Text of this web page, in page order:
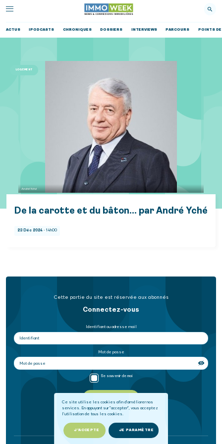
ACTUS IPODCASTS CHRONIQUES DOSSIERS INTERVIEWS PARCOURS POINTS DE
Ce site utilise les cookies afin d'améliorer nos
services. En appuyant sur "accepter", vous acceptez
l'utilisation de tous les cookies.
J'ACCEPTE JE PARAMÈTRE
LOGEMENT
De la carotte et du bâton… par André Yché
23 Déc 2024 - 14h00
André Yché
Cette partie du site est réservée aux abonnés
Connectez-vous
Identifiant ou adresse mail
Mot de passe
Se souvenir de moi
Mot de passe oublié
Ou